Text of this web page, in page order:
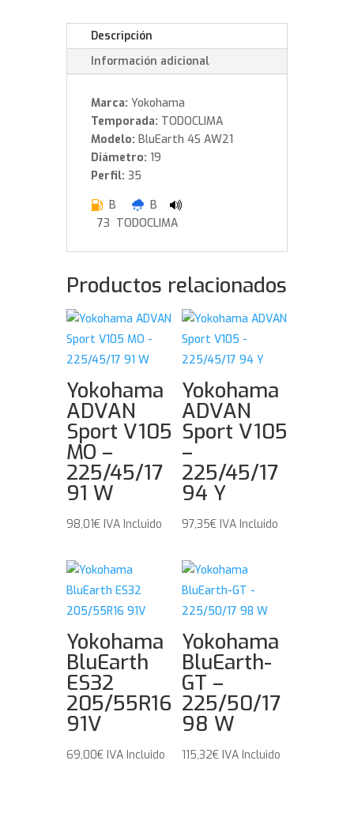
Descripción
Información adicional
Marca: Yokohama
Temporada: TODOCLIMA
Modelo: BluEarth 4S AW21
Diámetro: 19
Perfil: 35
B
B
73 TODOCLIMA
Productos relacionados
Yokohama
ADVAN
Sport V105
MO –
225/45/17
91 W
98,01€ IVA Incluido
Yokohama
ADVAN
Sport V105
–
225/45/17
94 Y
97,35€ IVA Incluido
Yokohama
BluEarth
ES32
205/55R16
91V
69,00€ IVA Incluido
Yokohama
BluEarth-
GT –
225/50/17
98 W
115,32€ IVA Incluido